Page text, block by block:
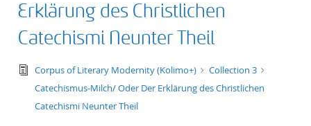
Erklärung des Christlichen
Catechismi Neunter Theil
text/tg.edition+tg.aggregation+xml
Corpus of Literary Modernity (Kolimo+)
Collection 3
Catechismus-Milch/ Oder Der Erklärung des Christlichen
Catechismi Neunter Theil